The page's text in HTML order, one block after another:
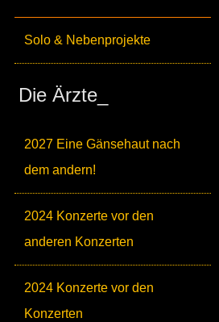
Solo & Nebenprojekte
Die Ärzte_
2027 Eine Gänsehaut nach
dem andern!
2024 Konzerte vor den
anderen Konzerten
2024 Konzerte vor den
Konzerten